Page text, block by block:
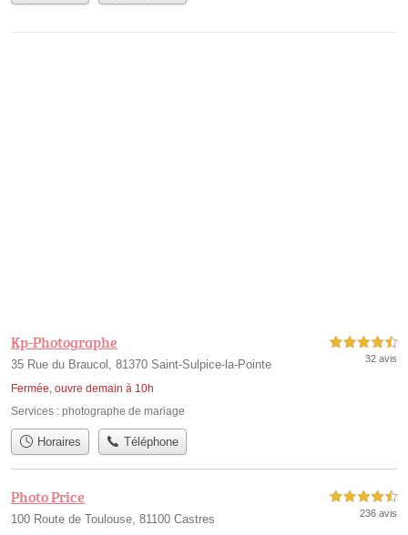
Kp-Photographe
35 Rue du Braucol, 81370 Saint-Sulpice-la-Pointe
Fermée, ouvre demain à 10h
4,5 étoiles sur 5
32 avis
Services : photographe de mariage
Horaires Téléphone
Photo Price
100 Route de Toulouse, 81100 Castres
4,5 étoiles sur 5
236 avis